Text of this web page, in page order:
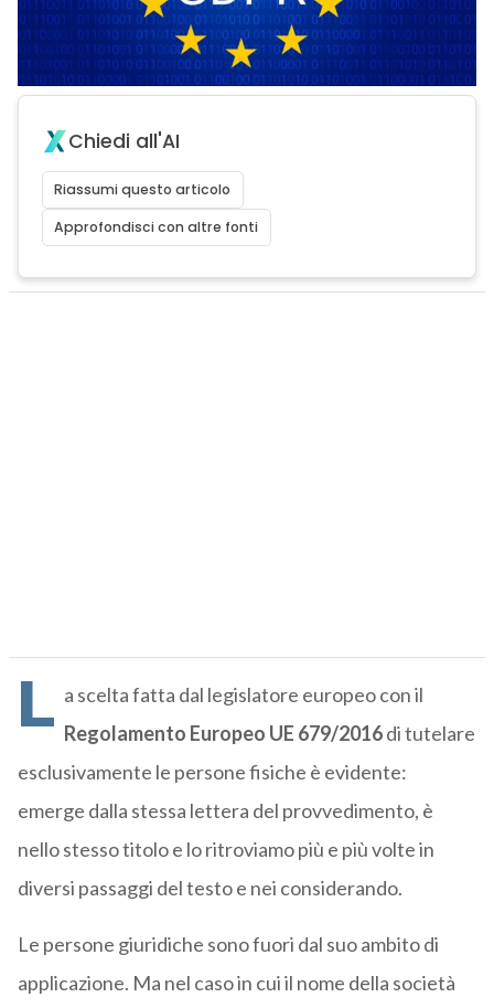
Chiedi all'AI
Riassumi questo articolo
Approfondisci con altre fonti
L a scelta fatta dal legislatore europeo con il
Regolamento Europeo UE 679/2016di tutelare
esclusivamente le persone fisiche è evidente:
emerge dalla stessa lettera del provvedimento, è
nello stesso titolo e lo ritroviamo più e più volte in
diversi passaggi del testo e nei considerando.
Le persone giuridiche sono fuori dal suo ambito di
applicazione. Ma nel caso in cui il nome della società